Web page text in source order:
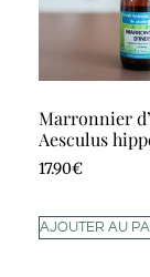
Marronnier
Aesculus
17.90€
AJOUTER AU